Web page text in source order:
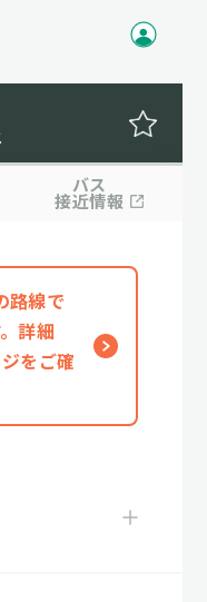
バス
接近情報
路線で
詳細
をご確